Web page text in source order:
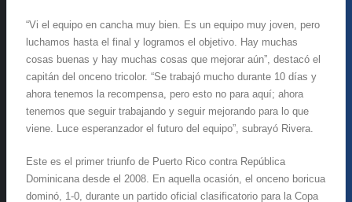
“Vi el equipo en cancha muy bien. Es un equipo muy joven, pero
luchamos hasta el final y logramos el objetivo. Hay muchas
cosas buenas y hay muchas cosas que mejorar aún”, destacó el
capitán del onceno tricolor. “Se trabajó mucho durante 10 días y
ahora tenemos la recompensa, pero esto no para aquí; ahora
tenemos que seguir trabajando y seguir mejorando para lo que
viene. Luce esperanzador el futuro del equipo”, subrayó Rivera.
Este es el primer triunfo de Puerto Rico contra República
Dominicana desde el 2008. En aquella ocasión, el onceno boricua
dominó, 1-0, durante un partido oficial clasificatorio para la Copa